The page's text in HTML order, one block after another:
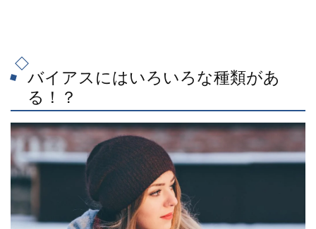
バイアスにはいろいろな種類があ
る！？